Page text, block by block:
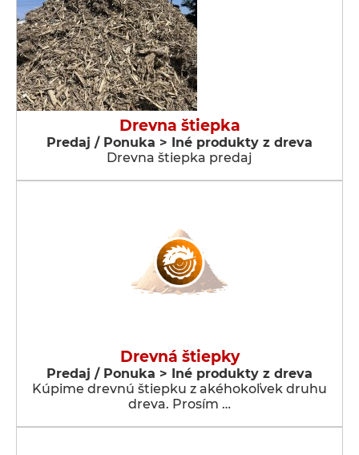
Drevna štiepka
Predaj / Ponuka > Iné produkty z dreva
Drevna štiepka predaj
Drevná štiepky
Predaj / Ponuka > Iné produkty z dreva
Kúpime drevnú štiepku z akéhokoľvek druhu
dreva. Prosím …